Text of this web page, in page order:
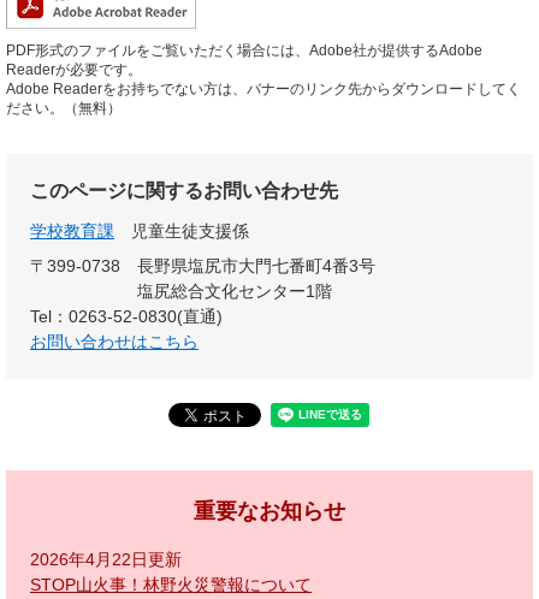
PDF形式のファイルをご覧いただく場合には、Adobe社が提供するAdobe
Readerが必要です。
Adobe Readerをお持ちでない方は、バナーのリンク先からダウンロードしてく
ださい。（無料）
このページに関するお問い合わせ先
学校教育課
児童生徒支援係
〒399-0738
長野県塩尻市大門七番町4番3号
塩尻総合文化センター1階
Tel：0263-52-0830(直通)
お問い合わせはこちら
重要なお知らせ
2026年4月22日更新
STOP山火事！林野火災警報について